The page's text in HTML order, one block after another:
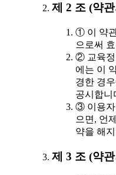
제 2 조 (약
① 이 약
으로써
② 교육정
에는 이
경한 경
공시합니
③ 이용자
으면, 언
약을 해
제 3 조 (약